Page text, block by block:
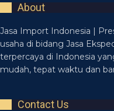
About
Jasa Import Indonesia |
usaha di bidang Jasa
terpercaya di Indonesia
mudah, tepat waktu dan
Contact Us